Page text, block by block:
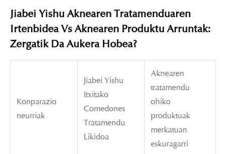
Jiabei Yishu Aknearen Tratamenduaren
Irtenbidea Vs Aknearen Produktu Arruntak:
Zergatik Da Aukera Hobea?
Konparazio
neurriak
Jiabei Yishu
Itxitako
Comedones
Tratamendu
Likidoa
Aknearen
tratamendu
ohiko
produktuak
merkatuan
eskuragarri